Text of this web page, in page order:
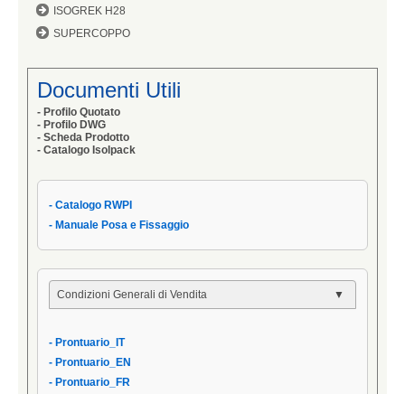
ISOGREK H28
SUPERCOPPO
Documenti Utili
- Profilo Quotato
- Profilo DWG
- Scheda Prodotto
- Catalogo Isolpack
- Catalogo RWPI
- Manuale Posa e Fissaggio
Condizioni Generali di Vendita
- Condizioni di Vendita AIPPEG
- Prontuario_IT
- Prontuario_IT
- Prontuario_EN
- Prontuario_FR